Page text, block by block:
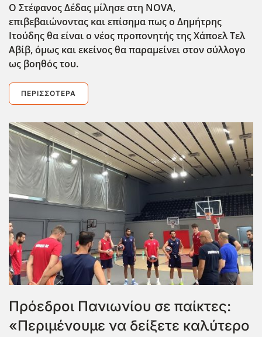
Ο Στέφανος Δέδας μίλησε στη NOVA,
επιβεβαιώνοντας και επίσημα πως ο Δημήτρης
Ιτούδης θα είναι ο νέος προπονητής της Χάποελ Τελ
Αβίβ, όμως και εκείνος θα παραμείνει στον σύλλογο
ως βοηθός του.
ΠΕΡΙΣΣΌΤΕΡΑ
Πρόεδροι Πανιωνίου σε παίκτες:
«Περιμένουμε να δείξετε καλύτερο